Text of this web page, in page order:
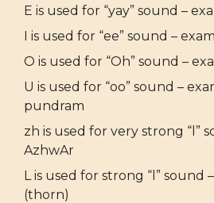
E is used for “yay” sound –
I is used for “ee” sound –
O is used for “Oh” sound –
U is used for “oo” sound –
pundram
zh is used for very strong “l”
AzhwAr
L is used for strong “l” sound
(thorn)